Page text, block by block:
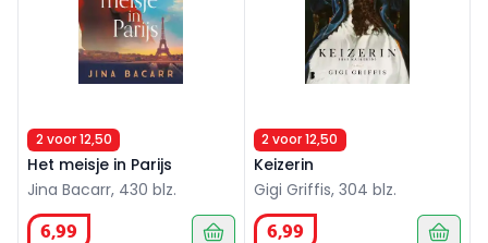
2 voor 12,50
Het meisje in Parijs
Jina Bacarr, 430 blz.
6,99
2 voor 12,50
Keizerin
Gigi Griffis, 304 blz.
6,99